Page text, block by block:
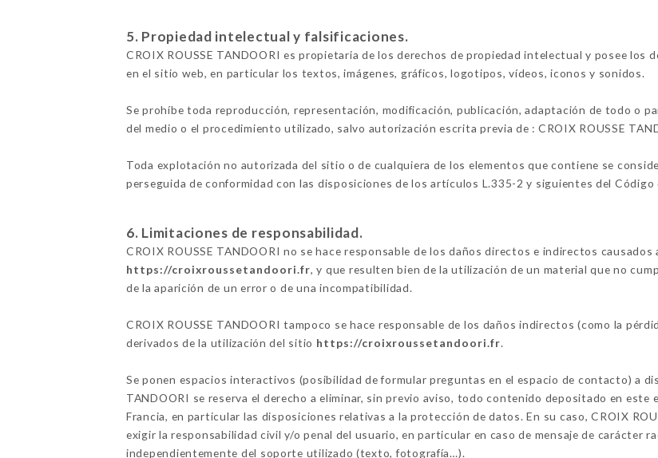
5. Propiedad intelectual y falsificaciones.
CROIX ROUSSE TANDOORI es propietaria de los derechos de propiedad intelectual y posee los
en el sitio web, en particular los textos, imágenes, gráficos, logotipos, vídeos, iconos y sonidos.
Se prohíbe toda reproducción, representación, modificación, publicación, adaptación de todo o
del medio o el procedimiento utilizado, salvo autorización escrita previa de : CROIX ROUSSE
Toda explotación no autorizada del sitio o de cualquiera de los elementos que contiene se
perseguida de conformidad con las disposiciones de los artículos L.335-2 y siguientes del
6. Limitaciones de responsabilidad.
CROIX ROUSSE TANDOORI no se hace responsable de los daños directos e indirectos
https://croixroussetandoori.fr, y que resulten bien de la utilización de un material que no
de la aparición de un error o de una incompatibilidad.
CROIX ROUSSE TANDOORI tampoco se hace responsable de los daños indirectos (como la
derivados de la utilización del sitio https://croixroussetandoori.fr.
Se ponen espacios interactivos (posibilidad de formular preguntas en el espacio de contacto) a
TANDOORI se reserva el derecho a eliminar, sin previo aviso, todo contenido depositado en este
Francia, en particular las disposiciones relativas a la protección de datos. En su caso, CROIX
exigir la responsabilidad civil y/o penal del usuario, en particular en caso de mensaje de carácter
independientemente del soporte utilizado (texto, fotografía…).